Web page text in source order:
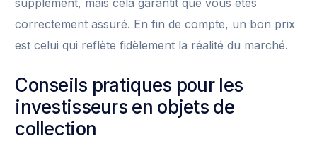
supplément, mais cela garantit que vous êtes
correctement assuré. En fin de compte, un bon prix
est celui qui reflète fidèlement la réalité du marché.
Conseils pratiques pour les
investisseurs en objets de
collection